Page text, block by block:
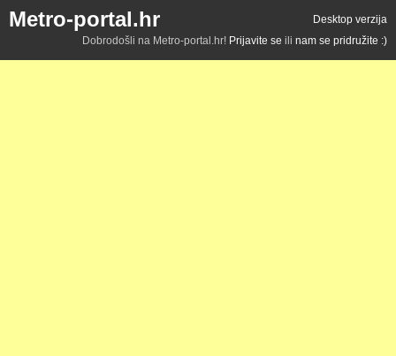
Metro-portal.hr
Desktop verzija
Dobrodošli na Metro-portal.hr! Prijavite se ili nam se pridružite :)